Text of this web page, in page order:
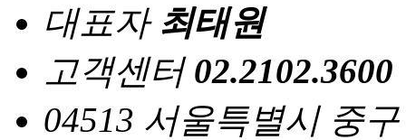
대표자 최태원
고객센터 02.2102.3600
04513 서울특별시 중